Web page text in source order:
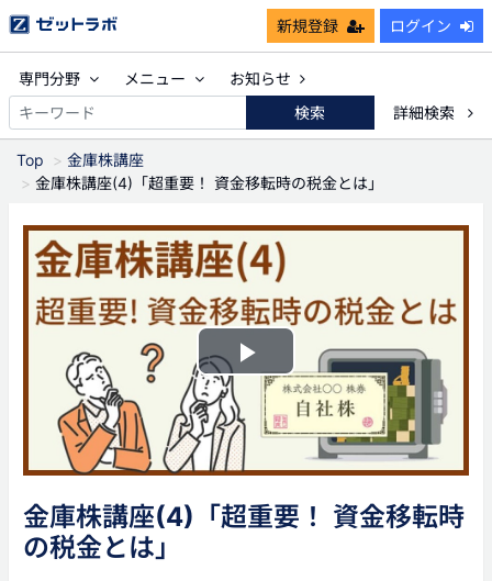
新規登録 ログイン
専門分野 メニュー
お知らせ
検索
詳細検索
Top
金庫株講座
金庫株講座(4)「超重要！ 資金移転時の税金とは」
Play
Video
金庫株講座(4)「超重要！ 資金移転時
の税金とは」